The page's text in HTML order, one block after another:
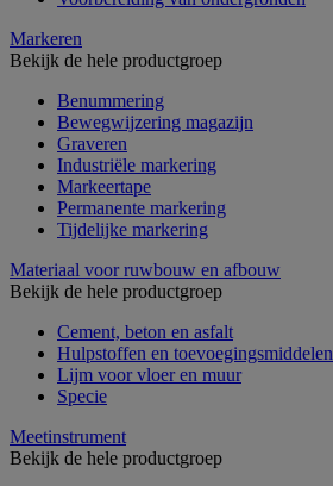
Markeren
Bekijk de hele productgroep
Benummering
Bewegwijzering magazijn
Graveren
Industriële markering
Markeertape
Permanente markering
Tijdelijke markering
Materiaal voor ruwbouw en afbouw
Bekijk de hele productgroep
Cement, beton en asfalt
Hulpstoffen en toevoegingsmiddelen
Lijm voor vloer en muur
Specie
Meetinstrument
Bekijk de hele productgroep